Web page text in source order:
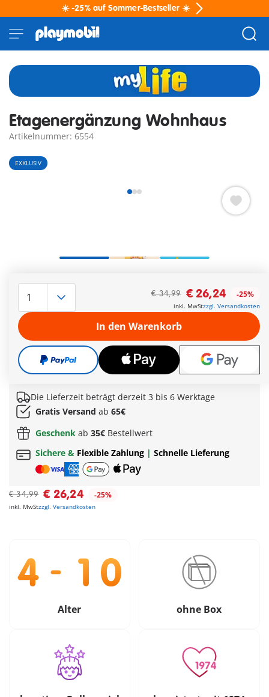
☀️ -25% auf Sommer-Bestseller ☀️
Etagenergänzung Wohnhaus
Artikelnummer: 6554
EXKLUSIV
Etagenerweiterung für PLAYMOBIL Wohnhaus 9266
Mit Balkon, Fenster und Wendeltreppe
Zusätzlicher Platz für neue Zimmer
Kombinierbar mit Möbel-Sets und Zubehör
Für Kinder ab 4 Jahren geeignet
Weitere Informationen
Die Lieferzeit beträgt derzeit 3 bis 6 Werktage
Gratis Versand ab 65€
Geschenk ab 35€ Bestellwert
Sichere & Flexible Zahlung | Schnelle Lieferung
€ 34,99 € 26,24 -25%
inkl. MwStzzgl. Versandkosten
€ 34,99 € 26,24 -25%
inkl. MwStzzgl. Versandkosten
In den Warenkorb
Alter ohne Box